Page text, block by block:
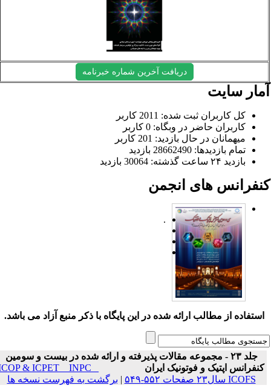
دریافت آخرین شماره خبرنامه
سایت
کل کاربران ثبت شده: 2011 کاربر
کاربران حاضر در وبگاه: 0 کاربر
میهمانان در حال بازدید: 201 کاربر
تمام بازدید‌ها: 28662490 بازدید
بازدید ۲۴ ساعت گذشته: 30064 بازدید
های انجمن
.
استفاده از مطالب ارائه شده در این پایگاه با ذکر منبع آزاد می باشد.
جلد ۲۳ - مجموعه مقالات پذیرفته و ارائه شده در بیست و سومین
کنفرانس اپتیک و فوتونیک ایران
ICOP & ICPET _ INPC _
ICOFS سال۲۳ صفحات ۵۵۲-۵۴۹
|برگشت به فهرست نسخه ها